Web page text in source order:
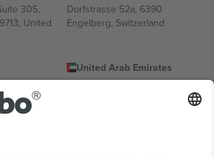
305,
United
Dorfstrasse 52a, 6390
Engelberg, Switzerland
Sofia,
United Arab Emirates
Building A1, Office 302, Dubai,